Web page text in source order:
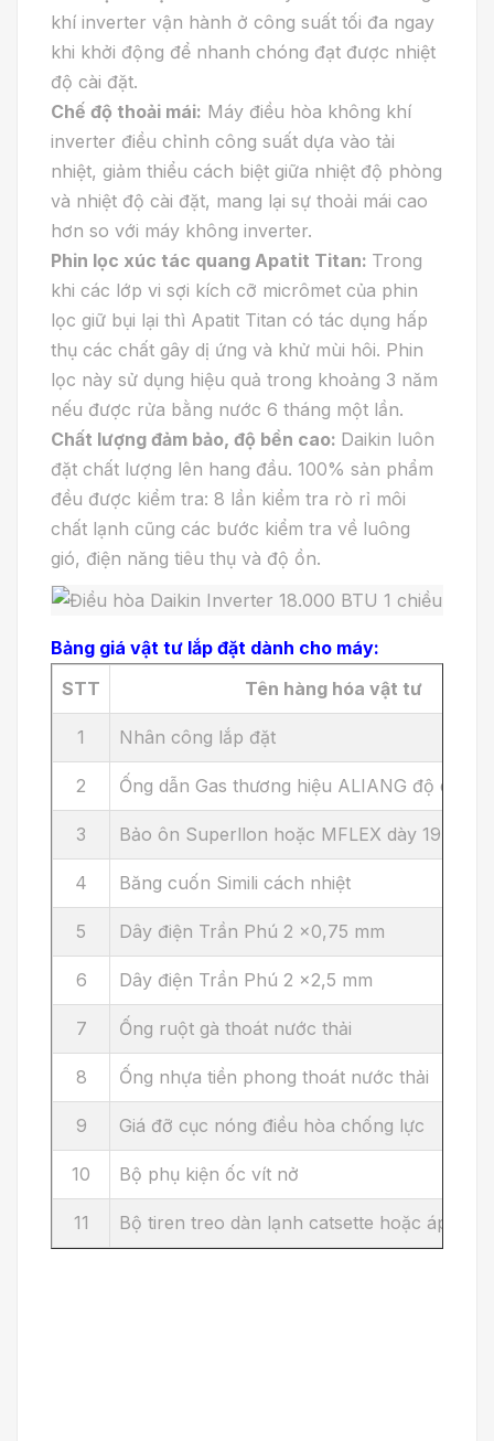
khí inverter vận hành ở công suất tối đa ngay
khi khởi động để nhanh chóng đạt được nhiệt
độ cài đặt.
Chế độ thoải mái: Máy điều hòa không khí
inverter điều chỉnh công suất dựa vào tải
nhiệt, giảm thiểu cách biệt giữa nhiệt độ phòng
và nhiệt độ cài đặt, mang lại sự thoải mái cao
hơn so với máy không inverter.
Phin lọc xúc tác quang Apatit Titan: Trong
khi các lớp vi sợi kích cỡ micrômet của phin
lọc giữ bụi lại thì Apatit Titan có tác dụng hấp
thụ các chất gây dị ứng và khử mùi hôi. Phin
lọc này sử dụng hiệu quả trong khoảng 3 năm
nếu được rửa bằng nước 6 tháng một lần.
Chất lượng đảm bảo, độ bền cao: Daikin luôn
đặt chất lượng lên hang đầu. 100% sản phẩm
đều được kiểm tra: 8 lần kiểm tra rò rỉ môi
chất lạnh cũng các bước kiểm tra về luông
gió, điện năng tiêu thụ và độ ồn.
Bảng giá vật tư lắp đặt dành cho máy:
STT
Tên hàng hóa vật tư
1 Nhân công lắp đặt
2 Ống dẫn Gas thương hiệu ALIANG độ dày
3 Bảo ôn Superllon hoặc MFLEX dày 19 mm
4 Băng cuốn Simili cách nhiệt
5 Dây điện Trần Phú 2 x0,75 mm
6 Dây điện Trần Phú 2 x2,5 mm
7 Ống ruột gà thoát nước thải
8 Ống nhựa tiền phong thoát nước thải
9 Giá đỡ cục nóng điều hòa chống lực
10 Bộ phụ kiện ốc vít nở
11 Bộ tiren treo dàn lạnh catsette hoặc áp trần